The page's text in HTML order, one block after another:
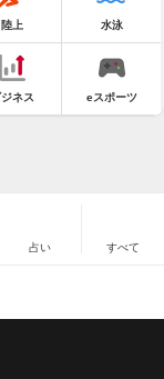
陸上 水泳
ジネス eスポーツ
占い すべて